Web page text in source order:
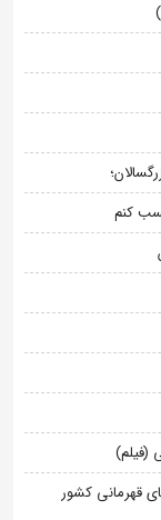
کنم
(فیلم)
قهرمانی کشور